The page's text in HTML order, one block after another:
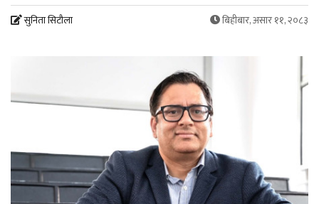
सुनिता सिटौला बिहीबार, असार ११, २०८३